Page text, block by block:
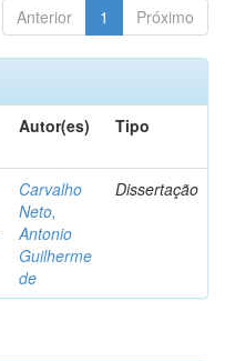
Anterior 1 Próximo
Autor(es) Tipo
Carvalho
Neto,
Antonio
Guilherme
de
Dissertação